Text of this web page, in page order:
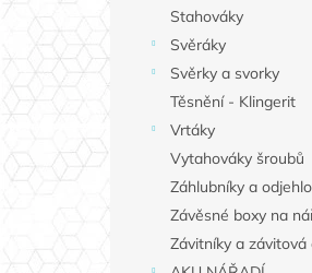
Stahováky
Svěráky
Svěrky a svorky
Těsnění - Klingerit
Vrtáky
Vytahováky šroubů
Záhlubníky a
Závěsné boxy na
Závitníky a závitová